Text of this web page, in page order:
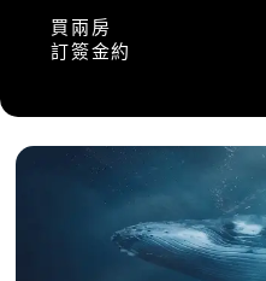
會員專屬
買兩房
訂簽金約